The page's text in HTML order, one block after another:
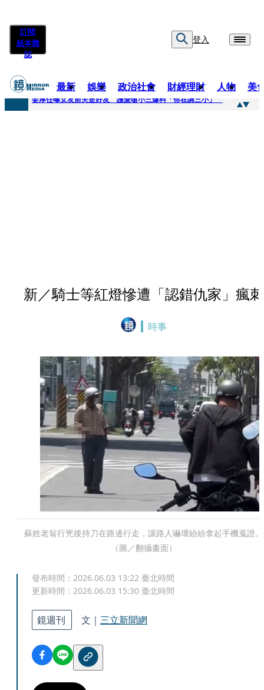
訂閱
紙本雜
誌
登入
最新 娛樂 政治社會 財經理財 人物 美
快訊
姜厚任曝女友前夫是好友 護愛嗆小三爆料「你在講三小」
新／騎士等紅燈慘遭「認錯仇家」瘋刺
時事
蘇姓老翁行兇後持刀在路邊行走，讓路人嚇壞紛紛拿起手機蒐證。
（圖／翻攝畫面）
發布時間： 2026.06.03 13:22 臺北時間
更新時間： 2026.06.03 15:30 臺北時間
鏡週刊 文｜ 三立新聞網